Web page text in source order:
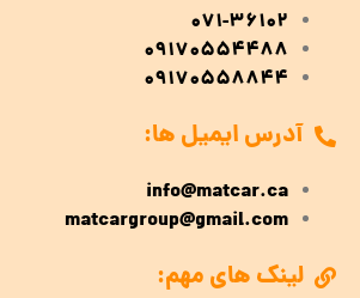
071-36102
09170554488
09170558844
آدرس ایمیل ها:
info@matcar.ca
matcargroup@gmail.com
لینک های مهم: